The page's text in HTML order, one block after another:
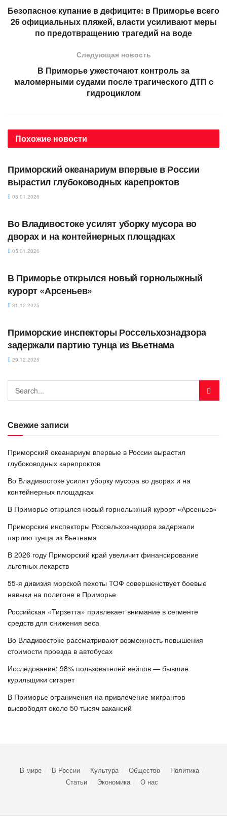
Безопасное купание в дефиците: в Приморье всего
26 официальных пляжей, власти усиливают меры
по предотвращению трагедий на воде
Следующая новость
В Приморье ужесточают контроль за
маломерными судами после трагического ДТП с
гидроциклом
Похожие новости
АВТОРСКОЕ
Приморский океанариум впервые в России
вырастил глубоководных карепроктов
08.01.2026
Во Владивостоке усилят уборку мусора во
дворах и на контейнерных площадках
05.01.2026
В Приморье открылся новый горнолыжный
курорт «Арсеньев»
31.12.2025
Приморские инспекторы Россельхознадзора
задержали партию тунца из Вьетнама
29.12.2025
Свежие записи
Приморский океанариум впервые в России вырастил
глубоководных карепроктов
Во Владивостоке усилят уборку мусора во дворах и на
контейнерных площадках
В Приморье открылся новый горнолыжный курорт «Арсеньев»
Приморские инспекторы Россельхознадзора задержали
партию тунца из Вьетнама
В 2026 году Приморский край увеличит финансирование
льготных лекарств
55-я дивизия морской пехоты ТОФ совершенствует боевые
навыки на полигоне в Приморье
Российская «Тирзетта» привлекает внимание в сегменте
средств для снижения веса
Во Владивостоке рассматривают возможность повышения
стоимости проезда в автобусах
Исследование: 98% пользователей вейпов — бывшие
курильщики сигарет
В Приморье ограничения на привлечение мигрантов
высвободят около 50 тысяч вакансий
В мире В России Культура Общество
Политика
Статьи
Экономика О нас